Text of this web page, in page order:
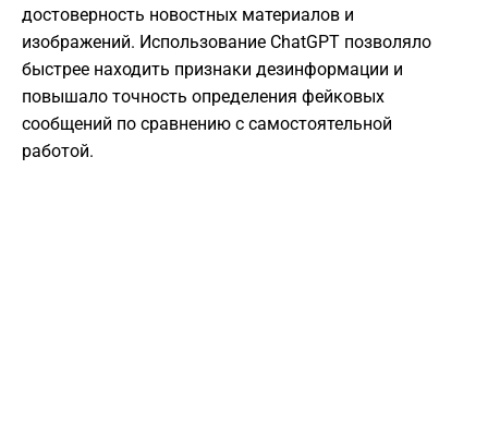
достоверность новостных материалов и
изображений. Использование ChatGPT позволяло
быстрее находить признаки дезинформации и
повышало точность определения фейковых
сообщений по сравнению с самостоятельной
работой.